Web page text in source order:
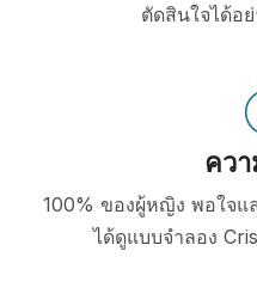
ตัดสินใจได้อ
คว
100% ของผู้หญิง พอใจแ
ได้ดูแบบจำลอง